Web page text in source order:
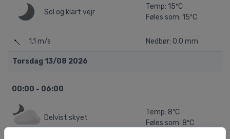
Sol og klart vejr
Temp: 15ºC
Føles som: 15ºC
1,1 m/s Nedbør: 0,0 mm
Torsdag 13/08 2026
00:00 - 06:00
Delvist skyet
Temp: 8ºC
Føles som: 8ºC